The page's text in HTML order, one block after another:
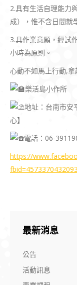
2.具有生活自理能力
成），惟不含日間就
3.具作業意願，經試
小時為原則。
心動不如馬上行動,
樂活島小作所
地址：台南市安
心】
電話：06-
https://
最新消息
公告
活動訊息